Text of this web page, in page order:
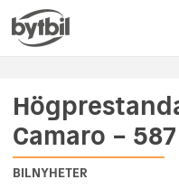
Camaro –
BILNYHETER